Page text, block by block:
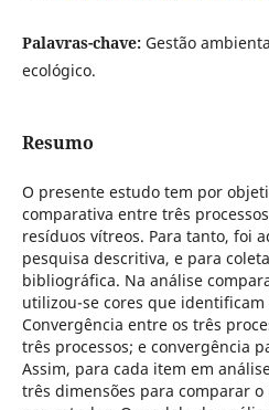
Palavras-chave: Gestão
ecológico.
Resumo
O presente estudo tem por
comparativa entre três
resíduos vítreos. Para tanto, foi
pesquisa descritiva, e para
bibliográfica. Na análise
utilizou-se cores que identificam
Convergência entre os três
três processos; e convergência
Assim, para cada item em
três dimensões para comparar